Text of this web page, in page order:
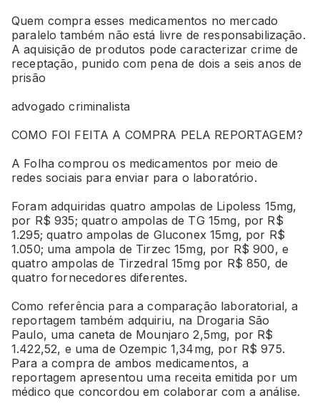
Quem compra esses medicamentos no mercado
paralelo também não está livre de responsabilização.
A aquisição de produtos pode caracterizar crime de
receptação, punido com pena de dois a seis anos de
prisão
advogado criminalista
COMO FOI FEITA A COMPRA PELA REPORTAGEM?
A Folha comprou os medicamentos por meio de
redes sociais para enviar para o laboratório.
Foram adquiridas quatro ampolas de Lipoless 15mg,
por R$ 935; quatro ampolas de TG 15mg, por R$
1.295; quatro ampolas de Gluconex 15mg, por R$
1.050; uma ampola de Tirzec 15mg, por R$ 900, e
quatro ampolas de Tirzedral 15mg por R$ 850, de
quatro fornecedores diferentes.
Como referência para a comparação laboratorial, a
reportagem também adquiriu, na Drogaria São
Paulo, uma caneta de Mounjaro 2,5mg, por R$
1.422,52, e uma de Ozempic 1,34mg, por R$ 975.
Para a compra de ambos medicamentos, a
reportagem apresentou uma receita emitida por um
médico que concordou em colaborar com a análise.